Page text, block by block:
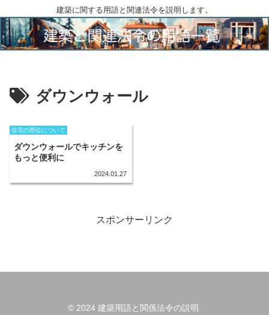
建築に関する用語と関連法令を説明します。
ダウンウォール
住宅の部位について
ダウンウォールでキッチンを
もっと便利に
2024.01.27
スポンサーリンク
© 2024 建築用語と関係法令の説明.